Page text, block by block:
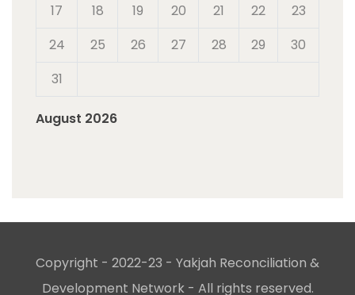
August 2026
17
18 19 20 21 22
23
24
25 26 27 28 29
30
31
Copyright - 2022-23 - Yakjah Reconciliation &
Development Network - All rights reserved.